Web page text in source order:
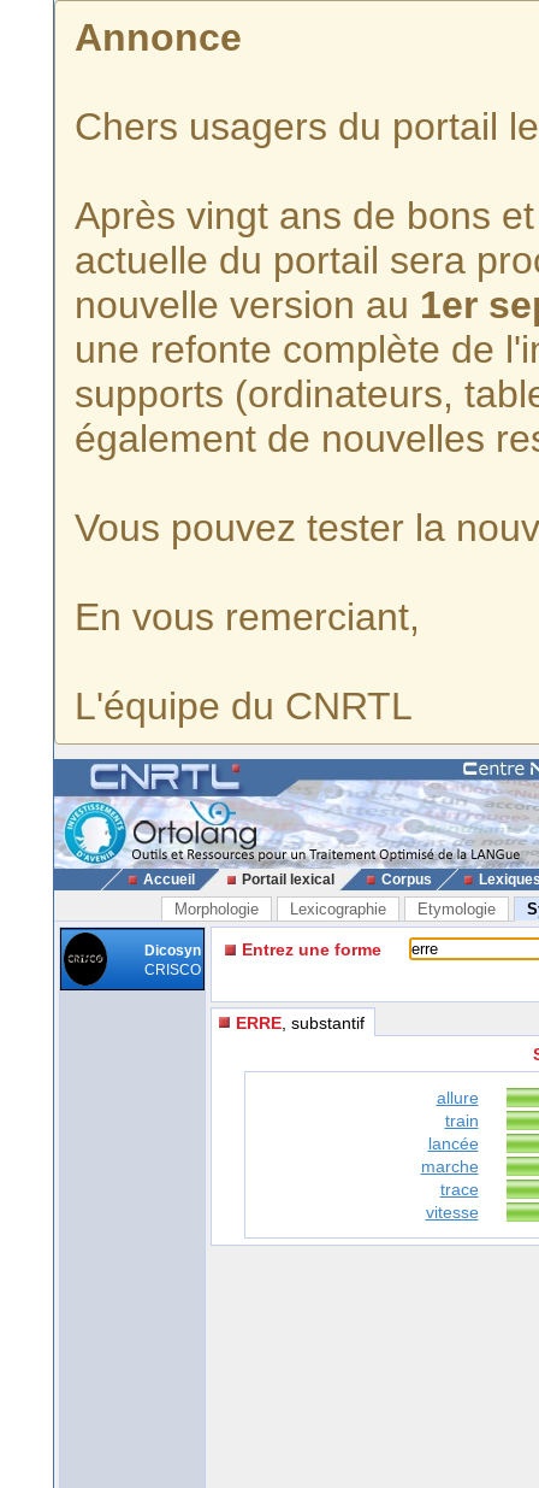
Annonce
Chers usagers du portail
Après vingt ans de bons
actuelle du portail sera
nouvelle version au 1er
une refonte complète de
supports (ordinateurs,
également de nouvelles
Vous pouvez tester la
En vous remerciant,
L'équipe du CNRTL
Accueil Portail lexical Corpus
Morphologie Lexicographie Etymologie
Dicosyn
CRISCO
Entrez une forme
ERRE , substantif
allure
train
lancée
marche
trace
vitesse